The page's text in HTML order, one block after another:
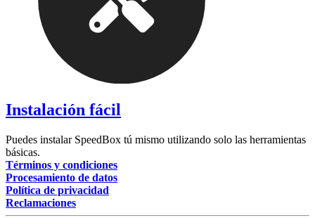
Instalación fácil
Puedes instalar SpeedBox tú mismo utilizando solo las herramientas
básicas.
Términos y condiciones
Procesamiento de datos
Política de privacidad
Reclamaciones